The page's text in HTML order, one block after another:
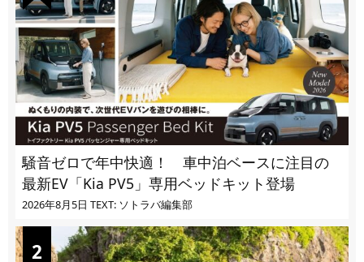
騒音ゼロで年中快適！ 車中泊ベースに注目の
最新EV「Kia PV5」専用ベッドキット登場
2026年8月5日 TEXT: ソトラバ編集部